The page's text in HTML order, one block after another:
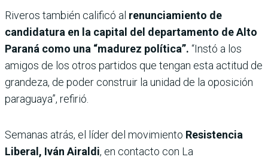
Riveros también calificó al renunciamiento de
candidatura en la capital del departamento de Alto
Paraná como una “madurez política”. “Instó a los
amigos de los otros partidos que tengan esta actitud de
grandeza, de poder construir la unidad de la oposición
paraguaya”, refirió.
Semanas atrás, el líder del movimiento Resistencia
Liberal, Iván Airaldi, en contacto con La